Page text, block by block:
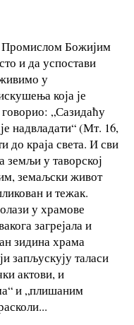
Божијим
и да успостави
у
која је
„Сазидаћу
надвладати“ (Мт. 16,
до краја света. И сви
у таворској
земаљски живот
и тежак.
у храмове
загрејала и
зидина храма
запљускују таласи
актови, и
и „плишаним